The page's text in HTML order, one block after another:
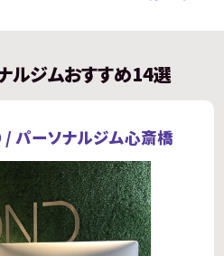
ルジムおすすめ14選
/ パーソナルジム心斎橋